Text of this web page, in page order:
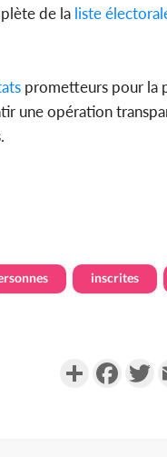
de la liste
prometteurs pour la
une opération
inscrites
Partager